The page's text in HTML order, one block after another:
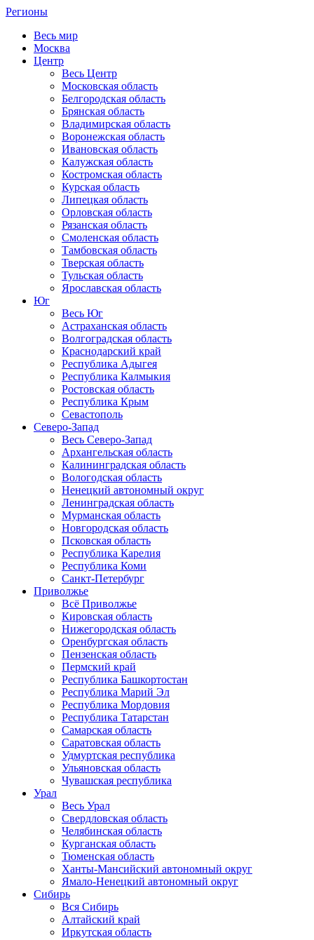
Регионы
Весь мир
Москва
Центр
Весь Центр
Московская область
Белгородская область
Брянская область
Владимирская область
Воронежская область
Ивановская область
Калужская область
Костромская область
Курская область
Липецкая область
Орловская область
Рязанская область
Смоленская область
Тамбовская область
Тверская область
Тульская область
Ярославская область
Юг
Весь Юг
Астраханская область
Волгоградская область
Краснодарский край
Республика Адыгея
Республика Калмыкия
Ростовская область
Республика Крым
Севастополь
Северо-Запад
Весь Северо-Запад
Архангельская область
Калининградская область
Вологодская область
Ненецкий автономный округ
Ленинградская область
Мурманская область
Новгородская область
Псковская область
Республика Карелия
Республика Коми
Санкт-Петербург
Приволжье
Всё Приволжье
Кировская область
Нижегородская область
Оренбургская область
Пензенская область
Пермский край
Республика Башкортостан
Республика Марий Эл
Республика Мордовия
Республика Татарстан
Самарская область
Саратовская область
Удмуртская республика
Ульяновская область
Чувашская республика
Урал
Весь Урал
Свердловская область
Челябинская область
Курганская область
Тюменская область
Ханты-Мансийский автономный округ
Ямало-Ненецкий автономный округ
Сибирь
Вся Сибирь
Алтайский край
Иркутская область